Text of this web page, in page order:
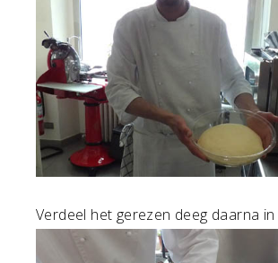
Verdeel het gerezen deeg daarna in